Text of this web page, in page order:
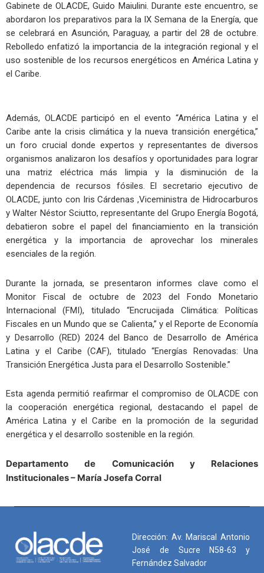
Gabinete de OLACDE, Guido Maiulini. Durante este encuentro, se
abordaron los preparativos para la IX Semana de la Energía, que
se celebrará en Asunción, Paraguay, a partir del 28 de octubre.
Rebolledo enfatizó la importancia de la integración regional y el
uso sostenible de los recursos energéticos en América Latina y
el Caribe.
Además, OLACDE participó en el evento “América Latina y el
Caribe ante la crisis climática y la nueva transición energética,”
un foro crucial donde expertos y representantes de diversos
organismos analizaron los desafíos y oportunidades para lograr
una matriz eléctrica más limpia y la disminución de la
dependencia de recursos fósiles. El secretario ejecutivo de
OLACDE, junto con Iris Cárdenas ,Viceministra de Hidrocarburos
y Walter Néstor Sciutto, representante del Grupo Energía Bogotá,
debatieron sobre el papel del financiamiento en la transición
energética y la importancia de aprovechar los minerales
esenciales de la región.
Durante la jornada, se presentaron informes clave como el
Monitor Fiscal de octubre de 2023 del Fondo Monetario
Internacional (FMI), titulado “Encrucijada Climática: Políticas
Fiscales en un Mundo que se Calienta,” y el Reporte de Economía
y Desarrollo (RED) 2024 del Banco de Desarrollo de América
Latina y el Caribe (CAF), titulado “Energías Renovadas: Una
Transición Energética Justa para el Desarrollo Sostenible.”
Esta agenda permitió reafirmar el compromiso de OLACDE con
la cooperación energética regional, destacando el papel de
América Latina y el Caribe en la promoción de la seguridad
energética y el desarrollo sostenible en la región.
Departamento de Comunicación y Relaciones
Institucionales – María Josefa Corral
Dirección: Av. Mariscal Antonio
José de Sucre N58-63 y
Fernández Salvador